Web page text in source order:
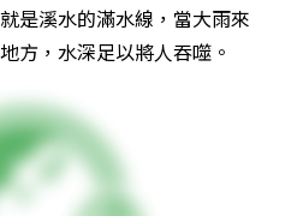
是溪水的滿水線，當大雨來
方，水深足以將人吞噬。